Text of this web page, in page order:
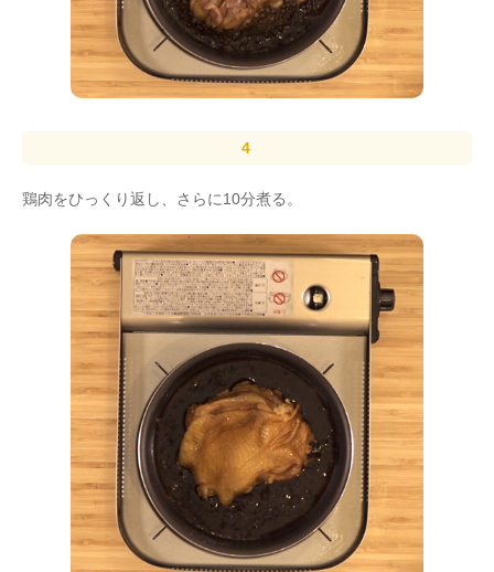
鶏肉をひっくり返し、さらに10分煮る。